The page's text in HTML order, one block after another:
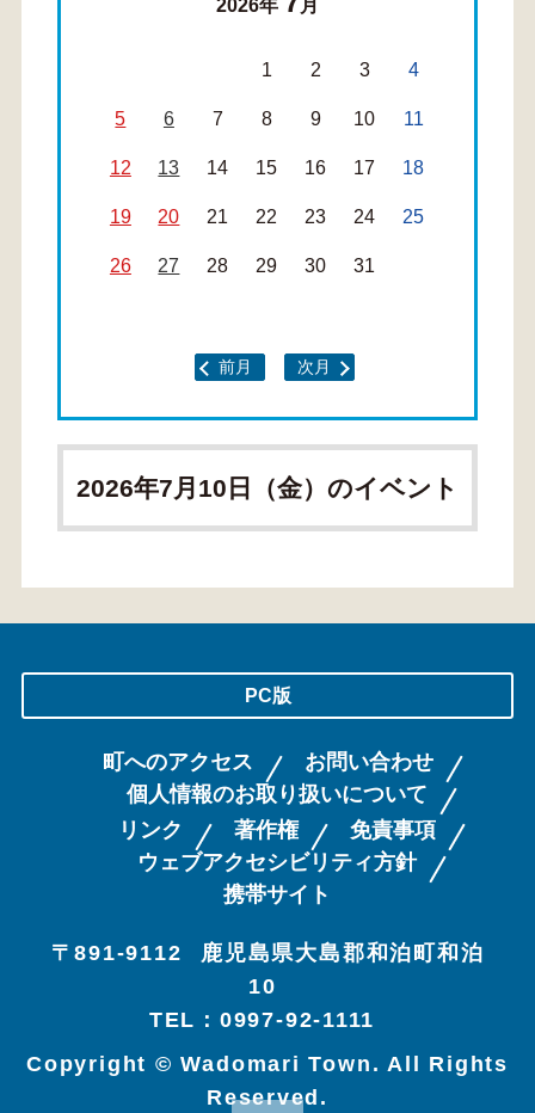
2026年 月
1 2 3 4
5 6 7 8 9 10 11
12 13 14 15 16 17 18
19 20 21 22 23 24 25
26 27 28 29 30 31
前月 次月
2026年7月10日（金）のイベント
PC版
町へのアクセス
お問い合わせ
個人情報のお取り扱いについて
リンク
著作権
免責事項
ウェブアクセシビリティ方針
携帯サイト
〒891-9112
鹿児島県大島郡和泊町和泊
10
TEL：0997-92-1111
Copyright © Wadomari Town. All Rights
Reserved.